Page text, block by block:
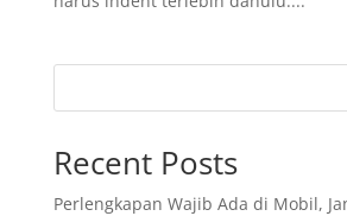
Recent Posts
Perlengkapan Wajib Ada di Mobil,